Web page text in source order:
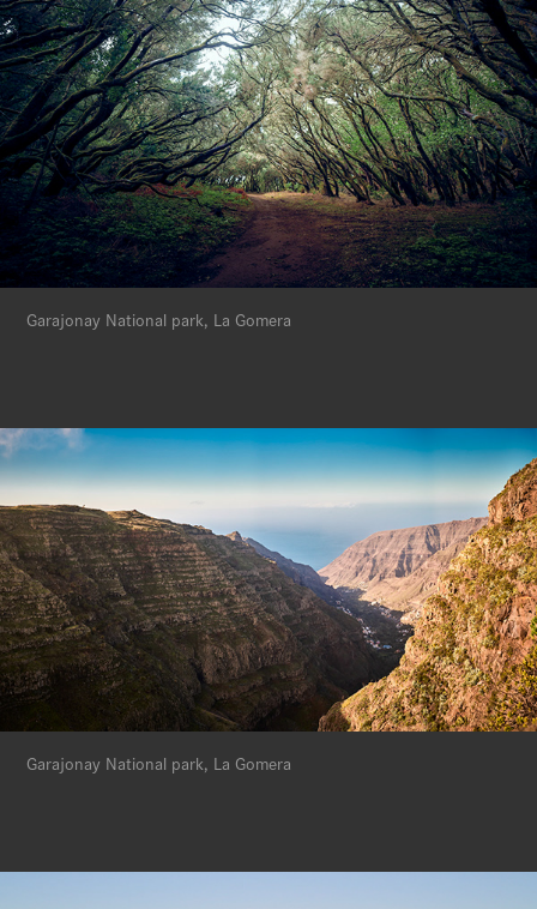
Garajonay National park, La Gomera
Garajonay National park, La Gomera